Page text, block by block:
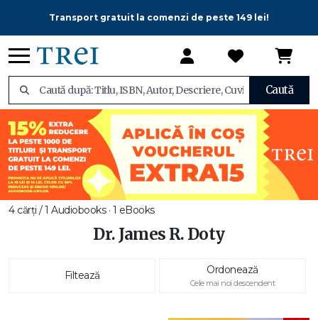
Transport gratuit la comenzi de peste 149 lei!
Caută
4 cărți / 1 Audiobooks · 1 eBooks
Dr. James R. Doty
Filtează Ordonează
Cele mai noi descendent